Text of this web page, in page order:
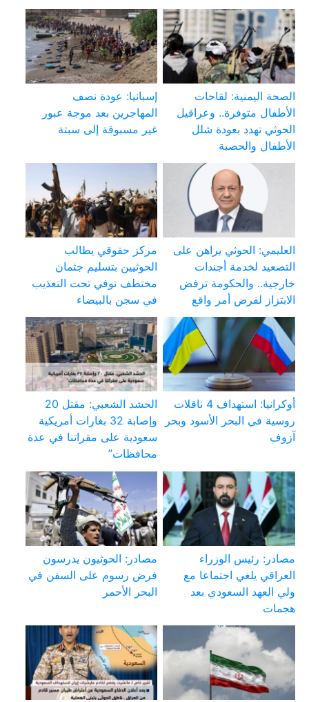
الصحة اليمنية: لقاحات
الأطفال متوفرة.. وعراقيل
الحوثي تهدد بعودة شلل
الأطفال والحصبة
إسبانيا: عودة نصف
المهاجرين بعد موجة عبور
غير مسبوقة إلى سبتة
العليمي: الحوثي يراهن على
التصعيد لخدمة أجندات
خارجية.. والحكومة ترفض
الابتزاز لفرض أمر واقع
مركز حقوقي يطالب
الحوثيين بتسليم جثمان
مختطف توفي تحت التعذيب
في سجن بالبيضاء
أوكرانيا: استهداف 4 ناقلات
روسية في البحر الأسود وبحر
آزوف
الحشد الشعبي: مقتل 20
وإصابة 32 بغارات أمريكية
سعودية على مقراتنا في عدة
محافظات”
مصادر: رئيس الوزراء
العراقي يلغي اجتماعا مع
ولي العهد السعودي بعد
هجمات
مصادر: الحوثيون يدرسون
فرض رسوم على السفن في
البحر الأحمر